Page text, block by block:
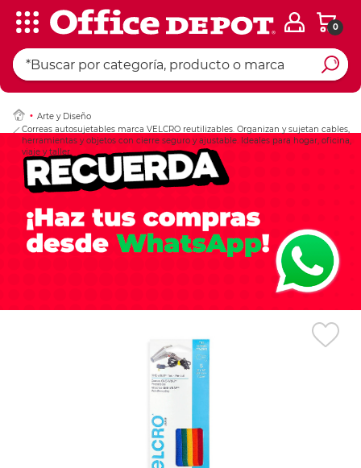
0
Arte y Diseño
Correas autosujetables marca VELCRO reutilizables. Organizan y sujetan cables,
herramientas y objetos con cierre seguro y ajustable. Ideales para hogar, oficina,
viaje y taller.
Ingresar Codigo